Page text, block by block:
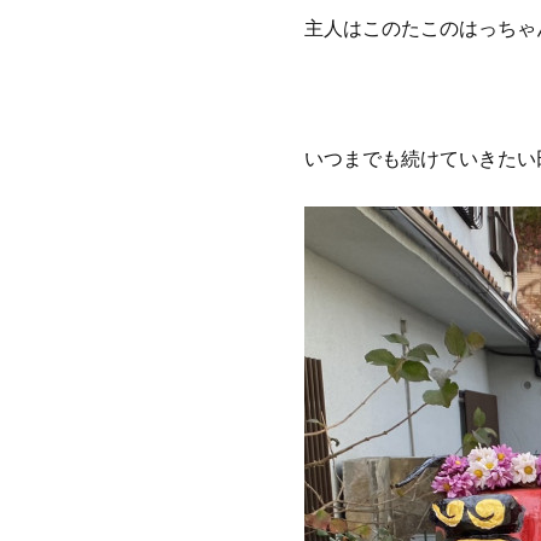
主人はこのたこのはっち
いつまでも続けていきた